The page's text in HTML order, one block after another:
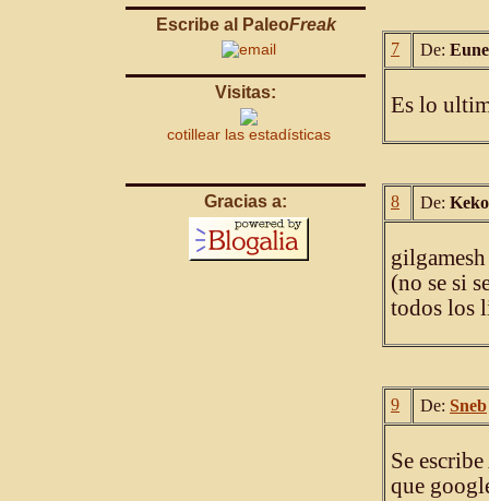
Escribe al PaleoFreak
Visitas:
cotillear las estadísticas
Gracias a:
7 De:
Es lo
8 De:
(no se si
todos los
9 De: Sneb
Se
que